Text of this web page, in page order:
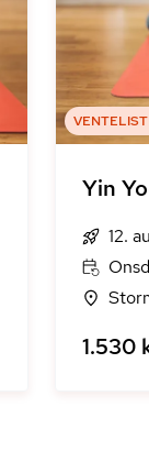
Yin
12.
1.530